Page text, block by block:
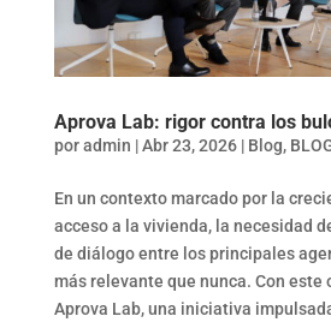
Aprova Lab: rigor contra los
poradmin |Abr 23, 2026| Blog,
En un contexto marcado por la
acceso a la vivienda, la necesidad
de diálogo entre los principales
más relevante que nunca. Con este
Aprova Lab, una iniciativa